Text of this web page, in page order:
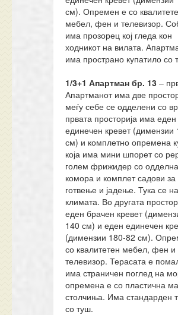
см). Опремен е со
мебел, фен и телевизор.
има прозорец кој гледа кон
ходникот на вилата.
има пространо купатило со
1/3+1Апартман бр. 13 –
Апартманот има две
меѓу себе се одделени со
првата просторија има еден
единечен кревет (димензии
см) и комплетно опремена
која има мини шпорет со
голем фрижидер со одделна
комора и комплет садови за
готвење и јадење. Тука се
климата. Во другата
еден брачен кревет
140 см) и еден единечен
(димензии 180-82 см).
со квалитетен мебел, фен и
телевизор. Терасата е
има страничен поглед на
опремена е со пластична
столчиња. Има стандарден
со туш.